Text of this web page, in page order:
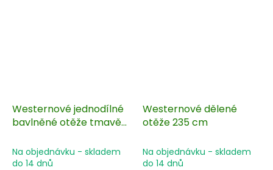
Westernové jednodílné
bavlněné otěže tmavě
Na objednávku - skladem
do 14 dnů
Westernové dělené
otěže 235 cm
Na objednávku - skladem
do 14 dnů